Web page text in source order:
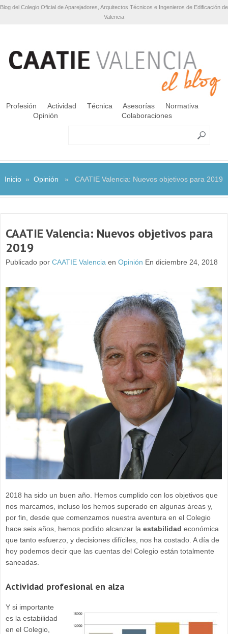
Blog del Colegio Oficial de Aparejadores, Arquitectos Técnicos e Ingenieros de Edificación de
Valencia
Profesión Actividad Técnica Asesorías
Normativa
Opinión
Colaboraciones
Inicio» Opinión » CAATIE Valencia: Nuevos objetivos para 2019
CAATIE Valencia: Nuevos objetivos para
2019
Publicado porCAATIE Valencia enOpinión En diciembre 24, 2018
2018 ha sido un buen año. Hemos cumplido con los objetivos que
nos marcamos, incluso los hemos superado en algunas áreas y,
por fin, desde que comenzamos nuestra aventura en el Colegio
hace seis años, hemos podido alcanzar laestabilidad económica
que tanto esfuerzo, y decisiones difíciles, nos ha costado. A día de
hoy podemos decir que las cuentas del Colegio están totalmente
saneadas.
Actividad profesional en alza
Y si importante
es la estabilidad
en el Colegio,